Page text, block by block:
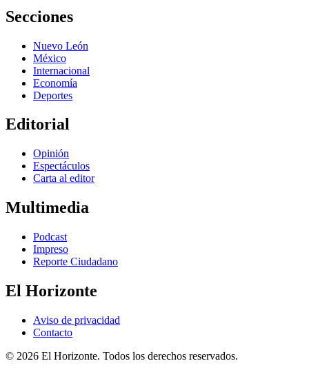
Secciones
Nuevo León
México
Internacional
Economía
Deportes
Editorial
Opinión
Espectáculos
Carta al editor
Multimedia
Podcast
Impreso
Reporte Ciudadano
El Horizonte
Aviso de privacidad
Contacto
© 2026 El Horizonte. Todos los derechos reservados.